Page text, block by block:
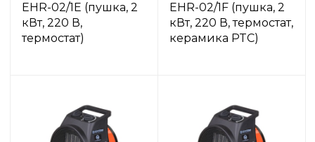
EHR-02/1E (пушка, 2
кВт, 220 В,
термостат)
EHR-02/1F (пушка, 2
кВт, 220 В, термостат,
керамика PTC)